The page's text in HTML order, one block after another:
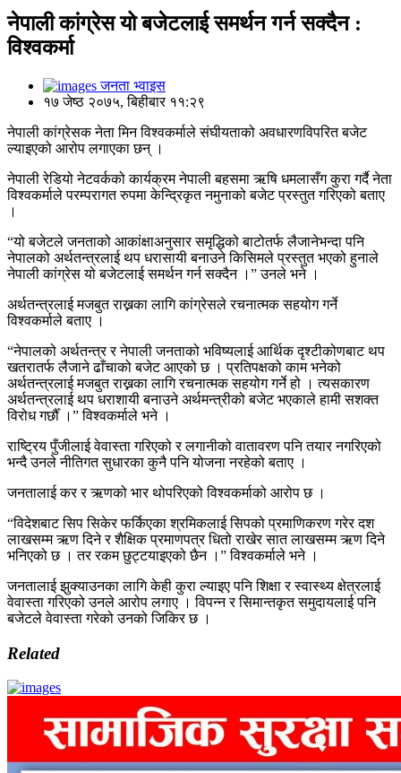
नेपाली कांग्रेस यो बजेटलाई समर्थन गर्न सक्दैन :
विश्वकर्मा
जनता भ्वाइस
१७ जेष्ठ २०७५, बिहीबार ११:२९
नेपाली कांग्रेसक नेता मिन विश्वकर्माले संघीयताको अवधारणविपरित बजेट
ल्याइएको आरोप लगाएका छन् ।
नेपाली रेडियो नेटवर्कको कार्यक्रम नेपाली बहसमा ऋषि धमलासँग कुरा गर्दै नेता
विश्वकर्माले परम्परागत रुपमा केन्द्रिकृत नमुनाको बजेट प्रस्तुत गरिएको बताए
।
“यो बजेटले जनताको आकांक्षाअनुसार समृद्धिको बाटोतर्फ लैजानेभन्दा पनि
नेपालको अर्थतन्त्रलाई थप धरासायी बनाउने किसिमले प्रस्तुत भएको हुनाले
नेपाली कांग्रेस यो बजेटलाई समर्थन गर्न सक्दैन ।” उनले भने ।
अर्थतन्त्रलाई मजबुत राख्नका लागि कांग्रेसले रचनात्मक सहयोग गर्ने
विश्वकर्माले बताए ।
“नेपालको अर्थतन्त्र र नेपाली जनताको भविष्यलाई आर्थिक दृश्टीकोणबाट थप
खतरातर्फ लैजाने ढाँचाको बजेट आएको छ । प्रतिपक्षको काम भनेको
अर्थतन्त्रलाई मजबुत राख्नका लागि रचनात्मक सहयोग गर्ने हो । त्यसकारण
अर्थतन्त्रलाई थप धराशायी बनाउने अर्थमन्त्रीको बजेट भएकाले हामी सशक्त
विरोध गर्छौँ ।” विश्वकर्माले भने ।
राष्ट्रिय पुँजीलाई वेवास्ता गरिएको र लगानीको वातावरण पनि तयार नगरिएको
भन्दै उनले नीतिगत सुधारका कुनै पनि योजना नरहेको बताए ।
जनतालाई कर र ऋणको भार थोपरिएको विश्वकर्माको आरोप छ ।
“विदेशबाट सिप सिकेर फर्किएका श्रमिकलाई सिपको प्रमाणिकरण गरेर दश
लाखसम्म ऋण दिने र शैक्षिक प्रमाणपत्र धितो राखेर सात लाखसम्म ऋण दिने
भनिएको छ । तर रकम छुट्टयाइएको छैन ।” विश्वकर्माले भने ।
जनतालाई झुक्याउनका लागि केही कुरा ल्याइए पनि शिक्षा र स्वास्थ्य क्षेत्रलाई
वेवास्ता गरिएको उनले आरोप लगाए । विपन्न र सिमान्तकृत समुदायलाई पनि
बजेटले वेवास्ता गरेको उनको जिकिर छ ।
Related